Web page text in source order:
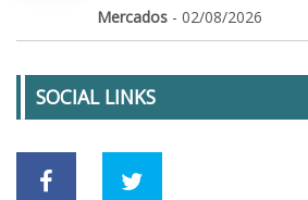
Mercados - 02/08/2026
SOCIAL LINKS